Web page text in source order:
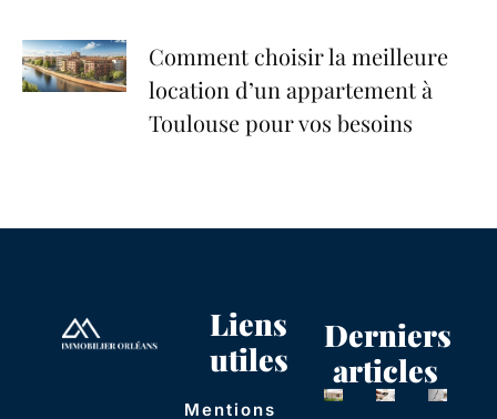
Comment choisir la meilleure
location d’un appartement à
Toulouse pour vos besoins
Liens
utiles
Mentions
Derniers
articles